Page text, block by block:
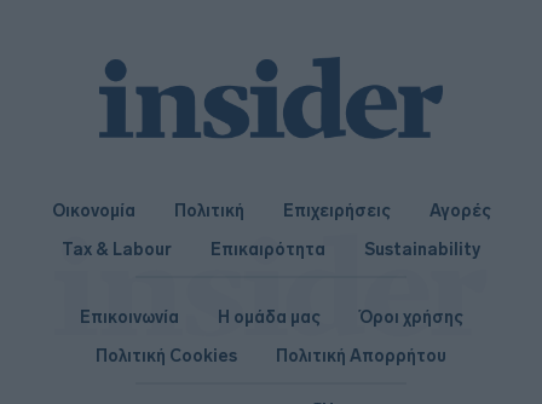
Οικονομία Πολιτική Επιχειρήσεις
Αγορές
Tax & Labour
Επικαιρότητα Sustainability
Επικοινωνία Η ομάδα μας
Όροι χρήσης
Πολιτική Cookies
Πολιτική Απορρήτου